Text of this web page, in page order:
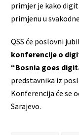
primjer je kako
primjenu u
QSS će poslovni
konferencije o
“Bosnia goes
predstavnika iz
Konferencija će se
Sarajevo.